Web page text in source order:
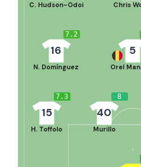
7.3
15
H. Toffolo
8
40
Murillo
7.2
16
N. Domínguez
5
Orel
C. Hudson-Odoi Chris